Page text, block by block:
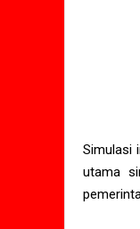
Simulasi
utama